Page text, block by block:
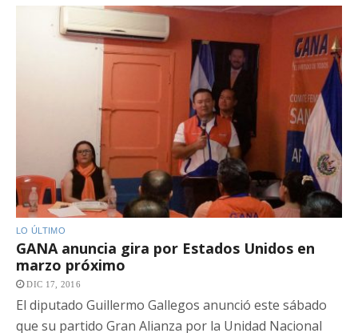
LO ÚLTIMO
GANA anuncia gira por Estados Unidos en
marzo próximo
DIC 17, 2016
El diputado Guillermo Gallegos anunció este sábado
que su partido Gran Alianza por la Unidad Nacional